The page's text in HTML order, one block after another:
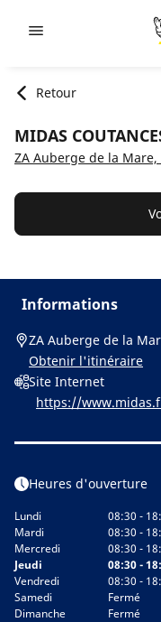
Retour
MIDAS
ZA Auberge de la Mare,
Informations
ZA Auberge de la
Obtenir l'itinéraire
Site Internet
https://
Heures d'ouverture
Lundi
08:30 -
Mardi
08:30 -
Mercredi
08:30 -
Jeudi
08:30 -
Vendredi
08:30 -
Samedi
Fermé
Dimanche
Fermé